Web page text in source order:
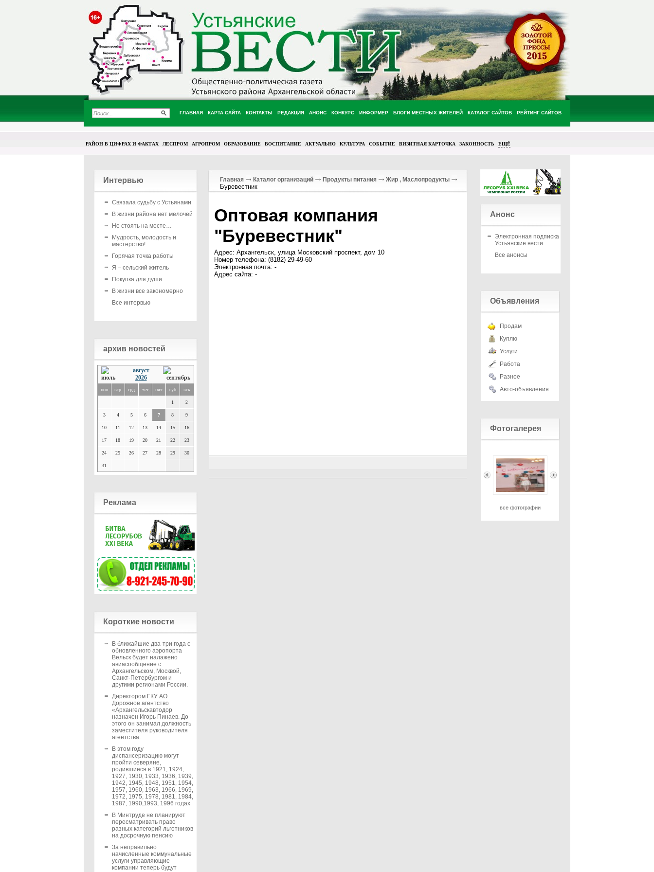
ГЛАВНАЯ КАРТА САЙТА КОНТАКТЫ РЕДАКЦИЯ АНОНС КОНКУРС ИНФОРМЕР БЛОГИ МЕСТНЫХ ЖИТЕЛЕЙ КАТАЛОГ САЙТОВ РЕЙТИНГ САЙТОВ
РАЙОН В ЦИФРАХ И ФАКТАХ ЛЕСПРОМ АГРОПРОМ ОБРАЗОВАНИЕ ВОСПИТАНИЕ АКТУАЛЬНО КУЛЬТУРА СОБЫТИЕ ВИЗИТНАЯ КАРТОЧКА ЗАКОННОСТЬ ЕЩЁ
Интервью
Связала судьбу с Устьянами
В жизни района нет мелочей
Не стоять на месте…
Мудрость, молодость и
мастерство!
Горячая точка работы
Я – сельский житель
Покупка для души
В жизни все закономерно
Все интервью
архив новостей
август
2026
пон втр срд чет пят суб вск
1 2
3 4 5 6 7 8 9
10 11 12 13 14 15 16
17 18 19 20 21 22 23
24 25 26 27 28 29 30
31
Реклама
Короткие новости
В ближайшие два-три года с
обновленного аэропорта
Вельск будет налажено
авиасообщение с
Архангельском, Москвой,
Санкт-Петербургом и
другими регионами России.
Директором ГКУ АО
Дорожное агентство
«Архангельскавтодор
назначен Игорь Пинаев. До
этого он занимал должность
заместителя руководителя
агентства.
В этом году
диспансеризацию могут
пройти северяне,
родившиеся в 1921, 1924,
1927, 1930, 1933, 1936, 1939,
1942, 1945, 1948, 1951, 1954,
1957, 1960, 1963, 1966, 1969,
1972, 1975, 1978, 1981, 1984,
1987, 1990,1993, 1996 годах
В Минтруде не планируют
пересматривать право
разных категорий льготников
на досрочную пенсию
За неправильно
начисленные коммунальные
услуги управляющие
компании теперь будут
Главная Каталог организаций Продукты питания Жир , Маслопродукты
Буревестник
Оптовая компания
"Буревестник"
Адрес: Архангельск, улица Московский проспект, дом 10
Номер телефона: (8182) 29-49-60
Электронная почта: -
Адрес сайта: -
Анонс
Электронная подписка на
Устьянские вести
Все анонсы
Объявления
Продам
Куплю
Услуги
Работа
Разное
Авто-объявления
Фотогалерея
все фотографии